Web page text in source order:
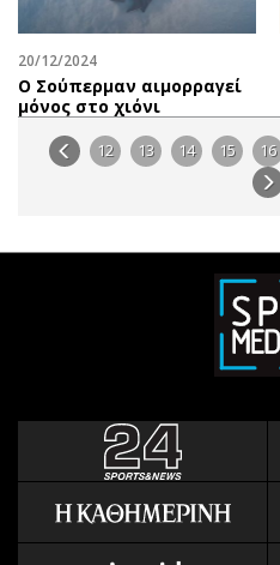
20/12/2024
Ο Σούπερμαν αιμορραγεί
μόνος στο χιόνι
12 13 14 15 16